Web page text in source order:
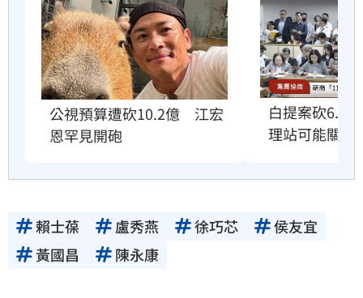
公視預算遭砍10.2億　江宏
恩罕見開砲
白提案砍6.6
理站可能關門
賴士葆 盧秀燕 徐巧芯
侯友宜
黃國昌
陳永康